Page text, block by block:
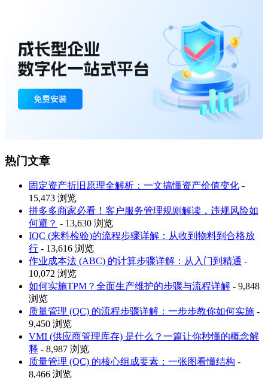
热门文章
固定资产折旧原理全解析：一文搞懂资产价值变化 -
15,473 浏览
拼多多商家必看！客户服务管理规则解读，违规风险如
何避？ - 13,630 浏览
IQC (来料检验)的流程步骤详解：从收到物料到合格放
行 - 13,616 浏览
作业成本法 (ABC) 的计算步骤详解：从入门到精通 -
10,072 浏览
如何实施TPM？全面生产维护的步骤与流程详解 - 9,848
浏览
质量管理 (QC) 的流程步骤详解：一步步教你如何实施 -
9,450 浏览
VMI (供应商管理库存) 是什么？一篇让你秒懂的概念解
释 - 8,987 浏览
质量管理 (QC) 的核心组成要素：一张图看懂结构 -
8,466 浏览